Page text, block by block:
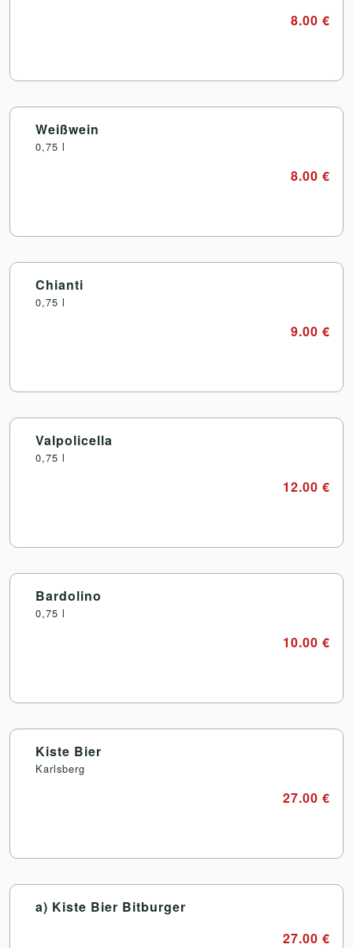
8.00 €
Weißwein
0,75 l
8.00 €
Chianti
0,75 l
9.00 €
Valpolicella
0,75 l
12.00 €
Bardolino
0,75 l
10.00 €
Kiste Bier
Karlsberg
27.00 €
a) Kiste Bier Bitburger
27.00 €